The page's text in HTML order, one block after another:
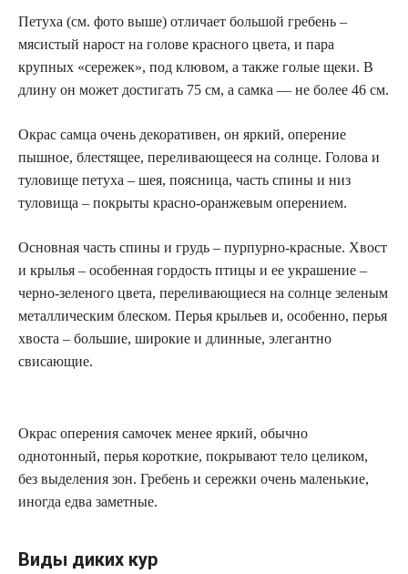
Петуха (см. фото выше) отличает большой гребень –
мясистый нарост на голове красного цвета, и пара
крупных «сережек», под клювом, а также голые щеки. В
длину он может достигать 75 см, а самка — не более 46 см.
Окрас самца очень декоративен, он яркий, оперение
пышное, блестящее, переливающееся на солнце. Голова и
туловище петуха – шея, поясница, часть спины и низ
туловища – покрыты красно-оранжевым оперением.
Основная часть спины и грудь – пурпурно-красные. Хвост
и крылья – особенная гордость птицы и ее украшение –
черно-зеленого цвета, переливающиеся на солнце зеленым
металлическим блеском. Перья крыльев и, особенно, перья
хвоста – большие, широкие и длинные, элегантно
свисающие.
Окрас оперения самочек менее яркий, обычно
однотонный, перья короткие, покрывают тело целиком,
без выделения зон. Гребень и сережки очень маленькие,
иногда едва заметные.
Виды диких кур